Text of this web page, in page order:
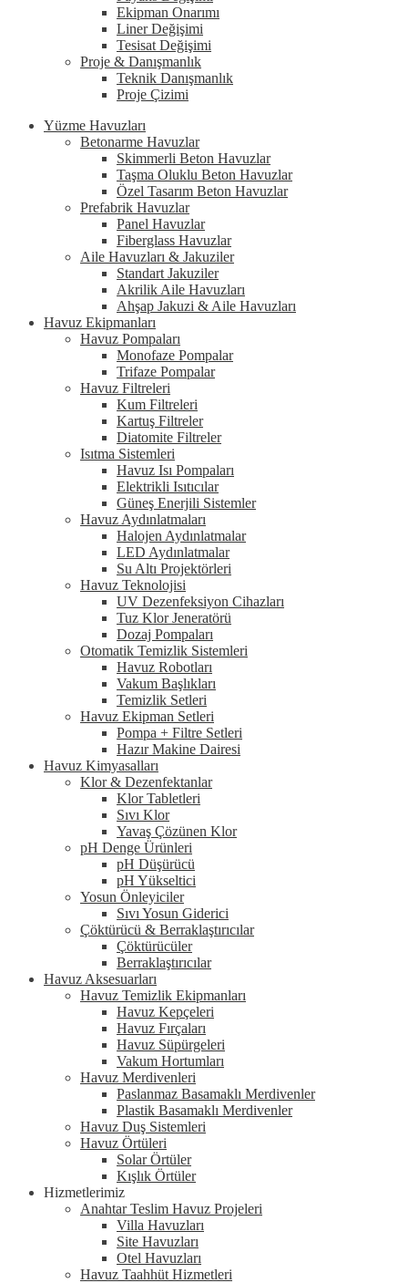
Ekipman Onarımı
Liner Değişimi
Tesisat Değişimi
Proje & Danışmanlık
Teknik Danışmanlık
Proje Çizimi
Yüzme Havuzları
Betonarme Havuzlar
Skimmerli Beton Havuzlar
Taşma Oluklu Beton Havuzlar
Özel Tasarım Beton Havuzlar
Prefabrik Havuzlar
Panel Havuzlar
Fiberglass Havuzlar
Aile Havuzları & Jakuziler
Standart Jakuziler
Akrilik Aile Havuzları
Ahşap Jakuzi & Aile Havuzları
Havuz Ekipmanları
Havuz Pompaları
Monofaze Pompalar
Trifaze Pompalar
Havuz Filtreleri
Kum Filtreleri
Kartuş Filtreler
Diatomite Filtreler
Isıtma Sistemleri
Havuz Isı Pompaları
Elektrikli Isıtıcılar
Güneş Enerjili Sistemler
Havuz Aydınlatmaları
Halojen Aydınlatmalar
LED Aydınlatmalar
Su Altı Projektörleri
Havuz Teknolojisi
UV Dezenfeksiyon Cihazları
Tuz Klor Jeneratörü
Dozaj Pompaları
Otomatik Temizlik Sistemleri
Havuz Robotları
Vakum Başlıkları
Temizlik Setleri
Havuz Ekipman Setleri
Pompa + Filtre Setleri
Hazır Makine Dairesi
Havuz Kimyasalları
Klor & Dezenfektanlar
Klor Tabletleri
Sıvı Klor
Yavaş Çözünen Klor
pH Denge Ürünleri
pH Düşürücü
pH Yükseltici
Yosun Önleyiciler
Sıvı Yosun Giderici
Çöktürücü & Berraklaştırıcılar
Çöktürücüler
Berraklaştırıcılar
Havuz Aksesuarları
Havuz Temizlik Ekipmanları
Havuz Kepçeleri
Havuz Fırçaları
Havuz Süpürgeleri
Vakum Hortumları
Havuz Merdivenleri
Paslanmaz Basamaklı Merdivenler
Plastik Basamaklı Merdivenler
Havuz Duş Sistemleri
Havuz Örtüleri
Solar Örtüler
Kışlık Örtüler
Hizmetlerimiz
Anahtar Teslim Havuz Projeleri
Villa Havuzları
Site Havuzları
Otel Havuzları
Havuz Taahhüt Hizmetleri